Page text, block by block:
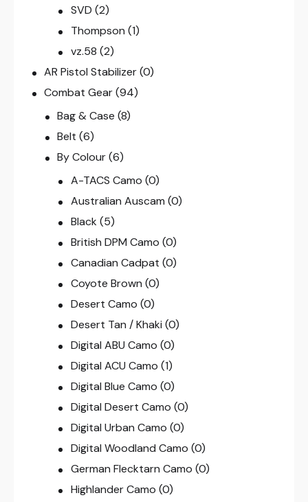
SVD (2)
Thompson (1)
vz.58 (2)
AR Pistol Stabilizer(0)
Combat Gear(94)
Bag & Case (8)
Belt (6)
By Colour (6)
A-TACS Camo (0)
Australian Auscam (0)
Black (5)
British DPM Camo (0)
Canadian Cadpat (0)
Coyote Brown (0)
Desert Camo (0)
Desert Tan / Khaki (0)
Digital ABU Camo (0)
Digital ACU Camo (1)
Digital Blue Camo (0)
Digital Desert Camo (0)
Digital Urban Camo (0)
Digital Woodland Camo (0)
German Flecktarn Camo (0)
Highlander Camo (0)